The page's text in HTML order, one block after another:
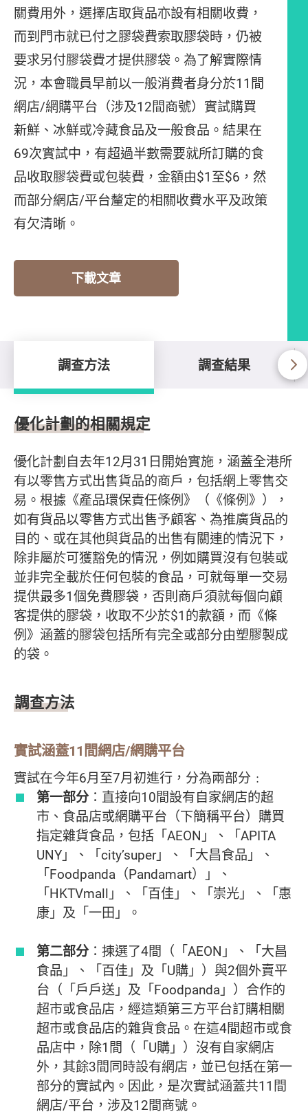
關費用外，選擇店取貨品亦設有相關收費，
而到門市就已付之膠袋費索取膠袋時，仍被
要求另付膠袋費才提供膠袋。為了解實際情
況，本會職員早前以一般消費者身分於11間
網店/網購平台（涉及12間商號）實試購買
新鮮、冰鮮或冷藏食品及一般食品。結果在
69次實試中，有超過半數需要就所訂購的食
品收取膠袋費或包裝費，金額由$1至$6，然
而部分網店/平台釐定的相關收費水平及政策
有欠清晰。
下載文章
調查方法 調查結果
調查方法
優化計劃的相關規定
優化計劃自去年12月31日開始實施，涵蓋全港所
有以零售方式出售貨品的商戶，包括網上零售交
易。根據《產品環保責任條例》（《條例》），
如有貨品以零售方式出售予顧客、為推廣貨品的
目的、或在其他與貨品的出售有關連的情況下，
除非屬於可獲豁免的情況，例如購買沒有包裝或
並非完全載於任何包裝的食品，可就每單一交易
提供最多1個免費膠袋，否則商戶須就每個向顧
客提供的膠袋，收取不少於$1的款額，而《條
例》涵蓋的膠袋包括所有完全或部分由塑膠製成
的袋。
調查方法
實試涵蓋11間網店/網購平台
實試在今年6月至7月初進行，分為兩部分﹕
第一部分：直接向10間設有自家網店的超
市、食品店或網購平台（下簡稱平台）購買
指定雜貨食品，包括「AEON」、「APITA
UNY」、「city’super」、「大昌食品」、
「Foodpanda（Pandamart）」、
「HKTVmall」、「百佳」、「崇光」、「惠
康」及「一田」。
第二部分：揀選了4間（「AEON」、「大昌
食品」、「百佳」及「U購」）與2個外賣平
台（「戶戶送」及「Foodpanda」）合作的
超市或食品店，經這類第三方平台訂購相關
超市或食品店的雜貨食品。在這4間超市或食
品店中，除1間（「U購」）沒有自家網店
外，其餘3間同時設有網店，並已包括在第一
部分的實試內。因此，是次實試涵蓋共11間
網店/平台，涉及12間商號。